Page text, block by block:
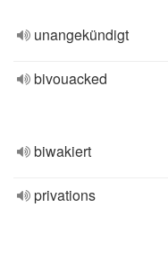
unangekündigt
bivouacked
biwakiert
privations